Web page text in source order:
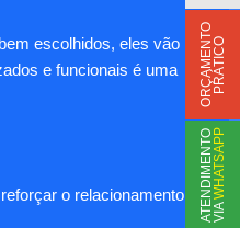
escolhidos, eles vão
e funcionais é uma
o relacionamento
O
R
Ç
A
M
E
N
T
O
P
R
Á
T
I
CO
A
TE
N
D
I
M
E
N
T
O
V
I
AWHATSAPP